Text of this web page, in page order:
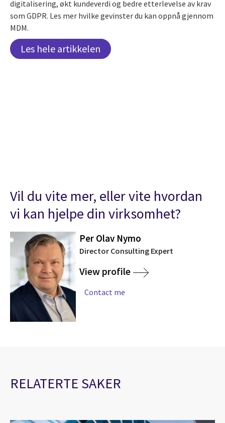
digitalisering, økt kundeverdi og bedre etterlevelse av krav
som GDPR. Les mer hvilke gevinster du kan oppnå gjennom
MDM.
Les hele artikkelen
Vil du vite mer, eller vite hvordan
vi kan hjelpe din virksomhet?
Per Olav Nymo
Director Consulting Expert
View profile
Contact me
RELATERTE SAKER